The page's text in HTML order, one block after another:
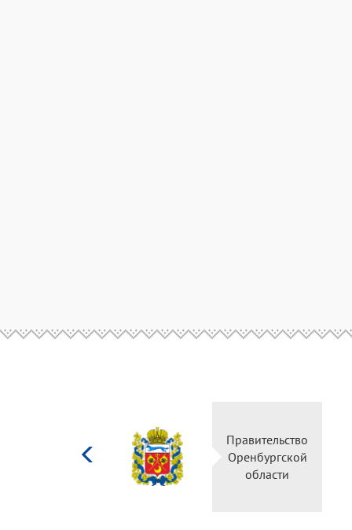
Правительство
Оренбургской
области